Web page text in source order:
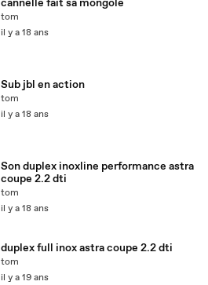
cannelle fait sa mongole
tom
il y a 18 ans
Sub jbl en action
tom
il y a 18 ans
Son duplex inoxline performance astra
coupe 2.2 dti
tom
il y a 18 ans
duplex full inox astra coupe 2.2 dti
tom
il y a 19 ans